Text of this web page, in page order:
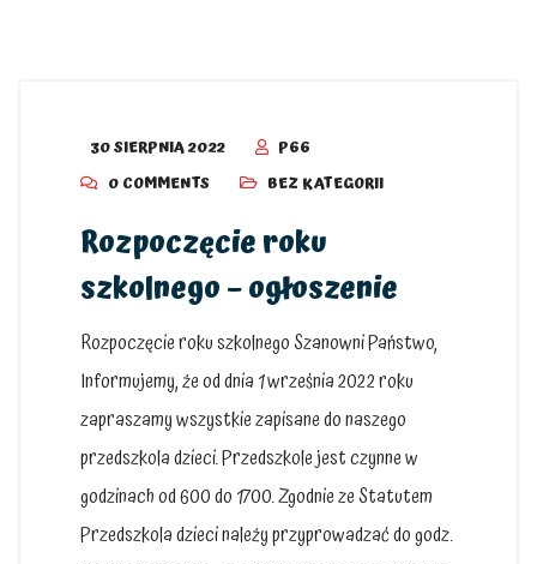
30 SIERPNIA 2022
P66
0 COMMENTS
BEZ KATEGORII
Rozpoczęcie roku
szkolnego – ogłoszenie
Rozpoczęcie roku szkolnego Szanowni Państwo,
Informujemy, że od dnia 1 września 2022 roku
zapraszamy wszystkie zapisane do naszego
przedszkola dzieci. Przedszkole jest czynne w
godzinach od 600 do 1700. Zgodnie ze Statutem
Przedszkola dzieci należy przyprowadzać do godz.